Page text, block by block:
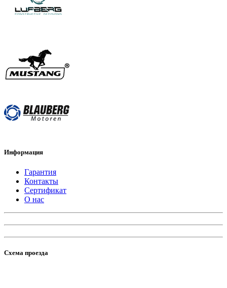
Информация
Гарантия
Контакты
Сертификат
О нас
Схема проезда